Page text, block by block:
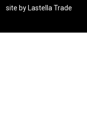
site by Lastella Trade